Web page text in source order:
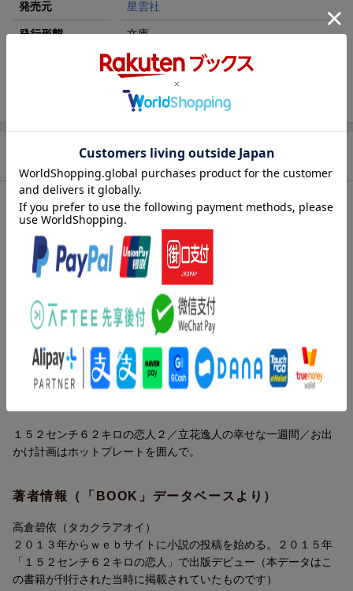
発売元 星雲社
発行形態 文庫
339p
9784434240737
商品説明
内容紹介（「BOOK」データベースより）
社内人気ナンバー１の立花逸人から猛アプローチを受け、晴れて
彼と恋人同士になったぽっちゃりＯＬの美奈。濃厚すぎるエッチ
はちょっと大変だけれど、全力で愛情を伝えてくれる逸人のおか
げで幸せな毎日を過ごしていた。けれど、逸人に想いを寄せる女
性社員たちの反発はいまだ激しく、美奈はしょっちゅう「身の程
を知れ、別れろ」と詰め寄られる。しかも、美奈の兄が、ふたり
子の溺愛執着ラブ！！文庫だけの書き下ろし番外編も収録！
１５２センチ６２キロの恋人２／立花逸人の幸せな一週間／お出
かけ計画はホットプレートを囲んで。
著者情報（「BOOK」データベースより）
高倉碧依（タカクラアオイ）
２０１３年からｗｅｂサイトに小説の投稿を始める。２０１５年
「１５２センチ６２キロの恋人」で出版デビュー（本データはこ
の書籍が刊行された当時に掲載されていたものです）